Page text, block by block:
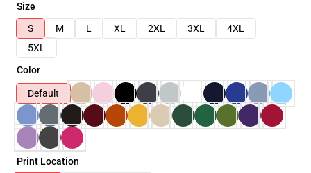
Size
S
M L XL 2XL 3XL
4XL
5XL
Color
Default
Print Location